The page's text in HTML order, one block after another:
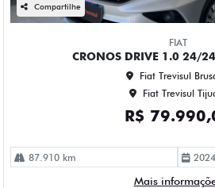
Compartilhe
FIAT
CRONOS DRIVE 1.0 24/24
Fiat Trevisul
Fiat Trevisul
R$
87.910 km
Mais